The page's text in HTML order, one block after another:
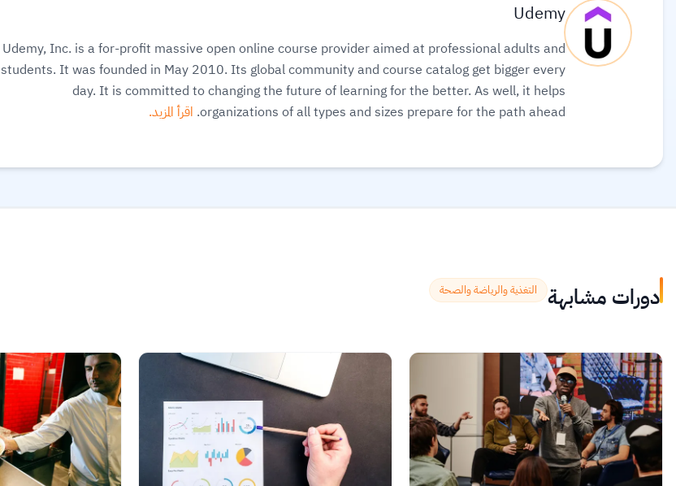
Udemy
Udemy, Inc. is a for-profit massive open online course provider aimed at professional adults and
students. It was founded in May 2010. Its global community and course catalog get bigger every
day. It is committed to changing the future of learning for the better. As well, it helps
organizations of all types and sizes prepare for the path ahead. اقرأ المزيد.
دورات مشابهة التغذية والرياضة والصحة